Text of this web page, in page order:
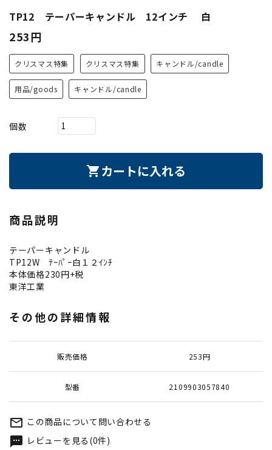
TP12 テーパーキャンドル 12インチ 白
253円
クリスマス特集 クリスマス特集 キャンドル/candle
用品/goods キャンドル/candle
個数
shopping_cart カートに入れる
商品説明
テーパーキャンドル
TP12W ﾃｰﾊﾟｰ白１２ｲﾝﾁ
本体価格230円+税
東洋工業
その他の詳細情報
販売価格 253円
型番 2109903057840
mail_outline この商品について問い合わせる
textsms レビューを見る(0件)